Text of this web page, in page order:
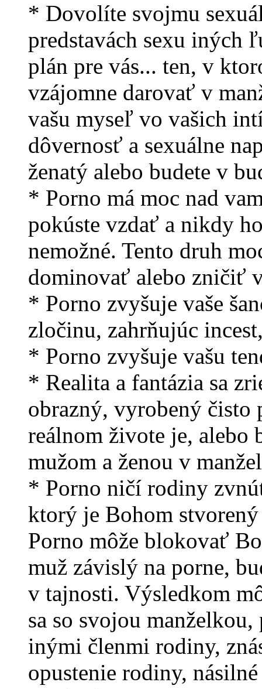
* Dovolíte svojmu
predstavách sexu iných
plán pre vás... ten, v
vzájomne darovať v
vašu myseľ vo vašich
dôvernosť a sexuálne
ženatý alebo budete v
* Porno má moc nad
pokúste vzdať a nikdy
nemožné. Tento druh
dominovať alebo zničiť
* Porno zvyšuje vaše
zločinu, zahrňujúc
* Porno zvyšuje vašu
* Realita a fantázia sa
obrazný, vyrobený čisto
reálnom živote je,
mužom a ženou v
* Porno ničí rodiny
ktorý je Bohom
Porno môže blokovať
muž závislý na porne,
v tajnosti. Výsledkom
sa so svojou
inými členmi rodiny,
opustenie rodiny,